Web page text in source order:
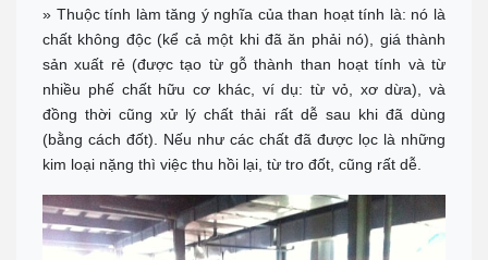
ĐT: Call :0989 958 887(Zalo)
Chỉ đường
TP Tây Ninh
Đc: 573 Cách Mạng Tháng 8, Phường 3, TP Tây Ninh
Chỉ đường
CẦN THƠ
Địa chỉ: 369 Đ. Nguyễn Văn Cừ, Phường An Khánh, Ninh Kiều
0911 676 989
Chỉ đường
PHÚ QUỐC
» Thuộc tính làm tăng ý nghĩa của than hoạt tính là: nó là
chất không độc (kể cả một khi đã ăn phải nó), giá thành
sản xuất rẻ (được tạo từ gỗ thành than hoạt tính và từ
nhiều phế chất hữu cơ khác, ví dụ: từ vỏ, xơ dừa), và
đồng thời cũng xử lý chất thải rất dễ sau khi đã dùng
(bằng cách đốt). Nếu như các chất đã được lọc là những
kim loại nặng thì việc thu hồi lại, từ tro đốt, cũng rất dễ.